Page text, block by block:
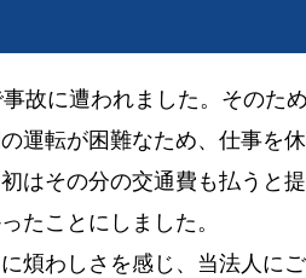
故に遭われました。そのた
運転が困難なため、仕事を
はその分の交通費も払うと
たことにしました。
煩わしさを感じ、当法人にご